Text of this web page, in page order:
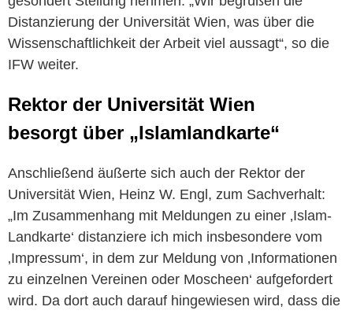
Distanzierung der Universität Wien, was über die
Wissenschaftlichkeit der Arbeit viel aussagt“, so die
IFW weiter.
Rektor der Universität Wien
besorgt über „Islamlandkarte“
Anschließend äußerte sich auch der Rektor der
Universität Wien, Heinz W. Engl, zum Sachverhalt:
„Im Zusammenhang mit Meldungen zu einer ‚Islam-
Landkarte‘ distanziere ich mich insbesondere vom
‚Impressum‘, in dem zur Meldung von ‚Informationen
zu einzelnen Vereinen oder Moscheen‘ aufgefordert
wird. Da dort auch darauf hingewiesen wird, dass die